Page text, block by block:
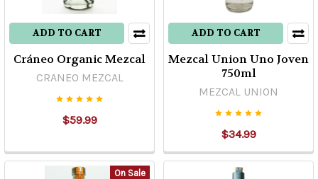
ADD TO CART
Cráneo Organic Mezcal
CRANEO MEZCAL
$59.99
ADD TO CART
Mezcal Union Uno Joven
750ml
MEZCAL UNION
$34.99
On Sale